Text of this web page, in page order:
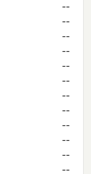
--
--
--
--
--
--
--
--
--
--
--
--